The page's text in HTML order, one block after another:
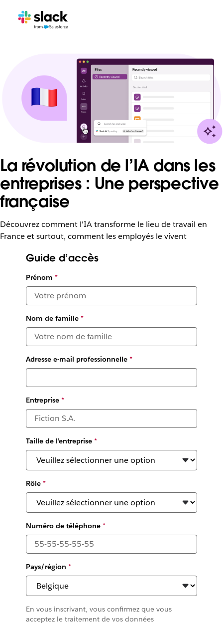
La révolution de l’IA dans les
entreprises : Une perspective
française
Découvrez comment l'IA transforme le lieu de travail en
France et surtout, comment les employés le vivent
Guide d’accès
Prénom *
Nom de famille*
Adresse e-mail professionnelle*
Entreprise*
Taille de l’entreprise*
Rôle*
Numéro de téléphone*
Pays/région *
En vous inscrivant, vous confirmez que vous
acceptez le traitement de vos données